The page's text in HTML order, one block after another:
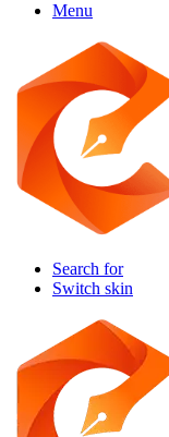
Menu
Search for
Switch skin